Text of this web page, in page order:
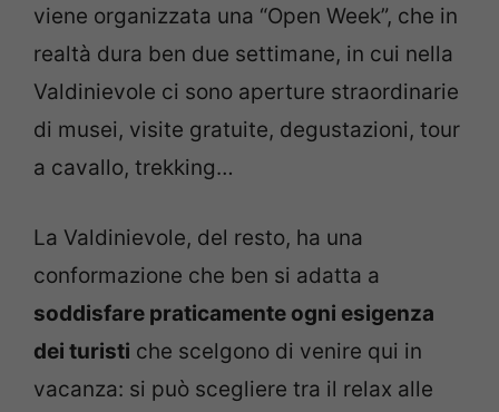
viene organizzata una “Open Week”, che in
realtà dura ben due settimane, in cui nella
Valdinievole ci sono aperture straordinarie
di musei, visite gratuite, degustazioni, tour
a cavallo, trekking…
La Valdinievole, del resto, ha una
conformazione che ben si adatta a
soddisfare praticamente ogni esigenza
dei turisti che scelgono di venire qui in
vacanza: si può scegliere tra il relax alle